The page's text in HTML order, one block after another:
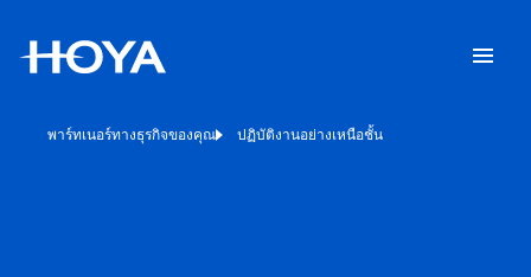
พาร์ทเนอร์ทางธุรกิจของคุณ ปฏิบัติงานอย่างเหนือชั้น